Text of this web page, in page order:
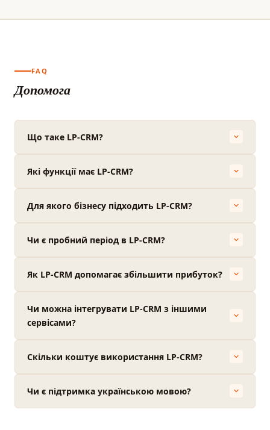
FAQ
Допомога
Що таке LP-CRM?
Які функції має LP-CRM?
Для якого бізнесу підходить LP-CRM?
Чи є пробний період в LP-CRM?
Як LP-CRM допомагає збільшити прибуток?
Чи можна інтегрувати LP-CRM з іншими
сервісами?
Скільки коштує використання LP-CRM?
Чи є підтримка українською мовою?